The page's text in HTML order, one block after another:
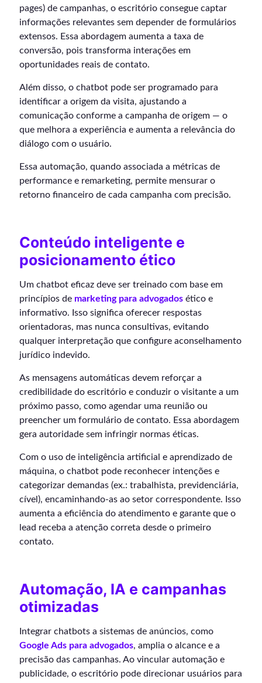
pages) de campanhas, o escritório consegue captar
informações relevantes sem depender de formulários
extensos. Essa abordagem aumenta a taxa de
conversão, pois transforma interações em
oportunidades reais de contato.
Além disso, o chatbot pode ser programado para
identificar a origem da visita, ajustando a
comunicação conforme a campanha de origem — o
que melhora a experiência e aumenta a relevância do
diálogo com o usuário.
Essa automação, quando associada a métricas de
performance e remarketing, permite mensurar o
retorno financeiro de cada campanha com precisão.
Conteúdo inteligente e
posicionamento ético
Um chatbot eficaz deve ser treinado com base em
princípios de marketing para advogados ético e
informativo. Isso significa oferecer respostas
orientadoras, mas nunca consultivas, evitando
qualquer interpretação que configure aconselhamento
jurídico indevido.
As mensagens automáticas devem reforçar a
credibilidade do escritório e conduzir o visitante a um
próximo passo, como agendar uma reunião ou
preencher um formulário de contato. Essa abordagem
gera autoridade sem infringir normas éticas.
Com o uso de inteligência artificial e aprendizado de
máquina, o chatbot pode reconhecer intenções e
categorizar demandas (ex.: trabalhista, previdenciária,
cível), encaminhando-as ao setor correspondente. Isso
aumenta a eficiência do atendimento e garante que o
lead receba a atenção correta desde o primeiro
contato.
Automação, IA e campanhas
otimizadas
Integrar chatbots a sistemas de anúncios, como
Google Ads para advogados, amplia o alcance e a
precisão das campanhas. Ao vincular automação e
publicidade, o escritório pode direcionar usuários para